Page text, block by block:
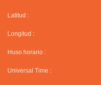
Latitud :
Longitud :
Huso horario :
Universal Time :